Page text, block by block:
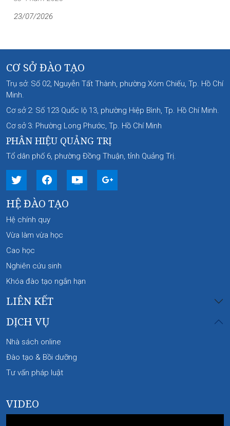
23/07/2026
CƠ SỞ ĐÀO TẠO
Trụ sở: Số 02, Nguyễn Tất Thành, phường Xóm Chiếu, Tp. Hồ Chí
Minh.
Cơ sở 2: Số 123 Quốc lộ 13, phường Hiệp Bình, Tp. Hồ Chí Minh.
Cơ sở 3: Phường Long Phước, Tp. Hồ Chí Minh
PHÂN HIỆU QUẢNG TRỊ
Tổ dân phố 6, phường Đồng Thuận, tỉnh Quảng Trị.
HỆ ĐÀO TẠO
Hệ chính quy
Vừa làm vừa học
Cao học
Nghiên cứu sinh
Khóa đào tạo ngắn hạn
LIÊN KẾT
DỊCH VỤ
Nhà sách online
Đào tạo & Bồi dưỡng
Tư vấn pháp luật
VIDEO